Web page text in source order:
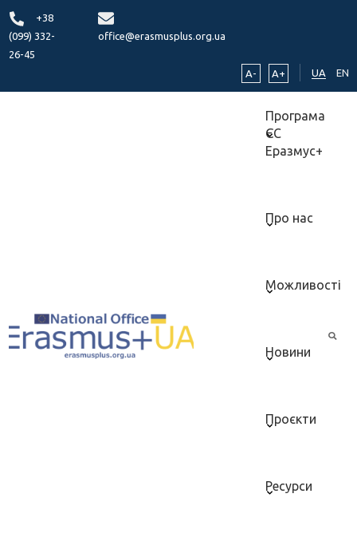
+38
(099) 332-
26-45
office@erasmusplus.org.ua
A- A+ UA EN
Програма
ЄС
Еразмус+
Про нас
Можливості
Новини
Проєкти
Ресурси